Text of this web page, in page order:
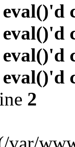
2